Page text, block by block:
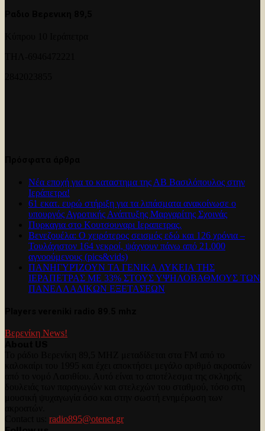
Νέα εποχή για το καταστημα της ΑΒ Βασιλόπουλος στην
Ιεράπετρα!
61 εκατ. ευρώ στήριξη για τα λιπάσματα ανακοίνωσε ο
υπουργός Αγροτικής Ανάπτυξης Μαργαρίτης Σχοινάς
Πυρκαγια στο Κουτσουναρι Ιεραπετρας.
Βενεζουέλα: Ο χειρότερος σεισμός εδώ και 126 χρόνια –
Τουλάχιστον 164 νεκροί, ψάχνουν πάνω από 21.000
αγνοούμενους (pics&vids)
ΠΑΝΗΓΥΡΊΖΟΥΝ ΤΑ ΓΕΝΙΚΑ ΛΥΚΕΙΑ ΤΗΣ
ΙΕΡΑΠΕΤΡΑΣ ΜΕ 33% ΣΤΟΥΣ ΥΨΗΛΟΒΑΘΜΟΥΣ ΤΩΝ
ΠΑΝΕΛΛΑΔΙΚΩΝ ΕΞΕΤΑΣΕΩΝ
Βερενίκη News!
radio895@otenet.gr